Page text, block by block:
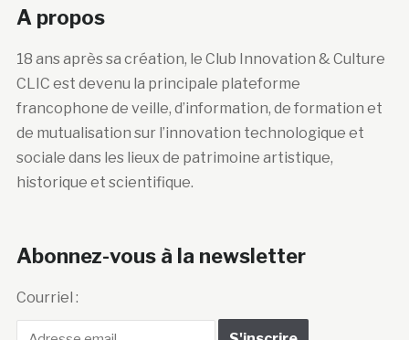
A propos
18 ans après sa création, le Club Innovation & Culture
CLIC est devenu la principale plateforme
francophone de veille, d’information, de formation et
de mutualisation sur l’innovation technologique et
sociale dans les lieux de patrimoine artistique,
historique et scientifique.
Abonnez-vous à la newsletter
Courriel :